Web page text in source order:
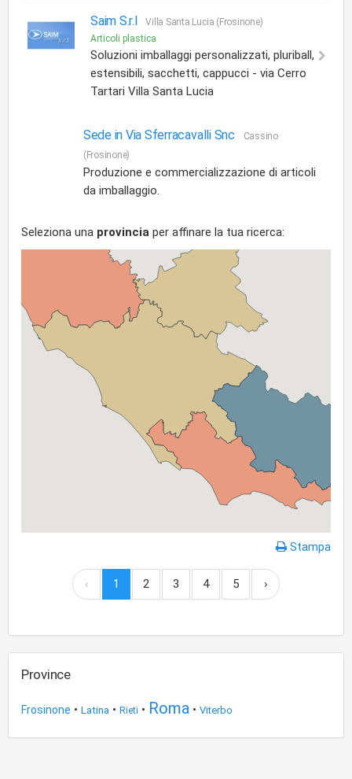
Saim S.r.l
Villa Santa Lucia (Frosinone)
Articoli plastica
Soluzioni imballaggi personalizzati, pluriball,
estensibili, sacchetti, cappucci - via Cerro
Tartari Villa Santa Lucia
Sede in Via Sferracavalli Snc
Cassino
(Frosinone)
Produzione e commercializzazione di articoli
da imballaggio.
Seleziona una provincia per affinare la tua ricerca:
Stampa
‹ 1 2 3 4 5 ›
Province
Frosinone • Latina • Rieti • Roma • Viterbo